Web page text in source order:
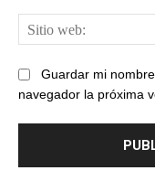
Guardar mi
navegador la próxima